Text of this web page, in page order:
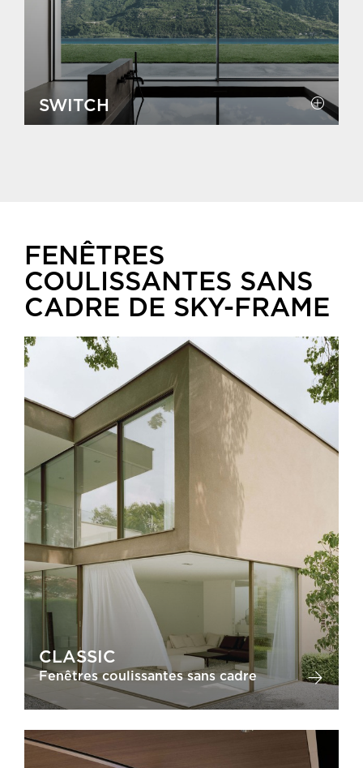
SWITCH
FENÊTRES
COULISSANTES SANS
CADRE DE SKY-FRAME
CLASSIC
Fenêtres coulissantes sans cadre